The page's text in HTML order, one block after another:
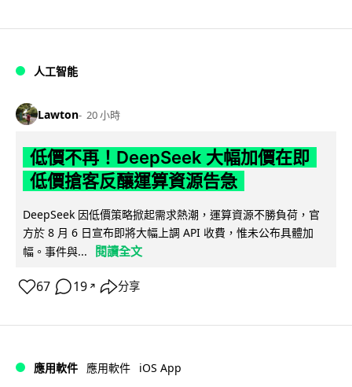
人工智能
Lawton 20 小時
低價不再！DeepSeek 大幅加價在即
低價搶客反釀運算資源告急
DeepSeek 因低價策略掀起需求熱潮，運算資源不勝負荷，官
方於 8 月 6 日宣布即將大幅上調 API 收費，惟未公布具體加
幅。事件與...
閱讀全文
67 19 ↗ 分享
應用軟件 應用軟件 iOS App